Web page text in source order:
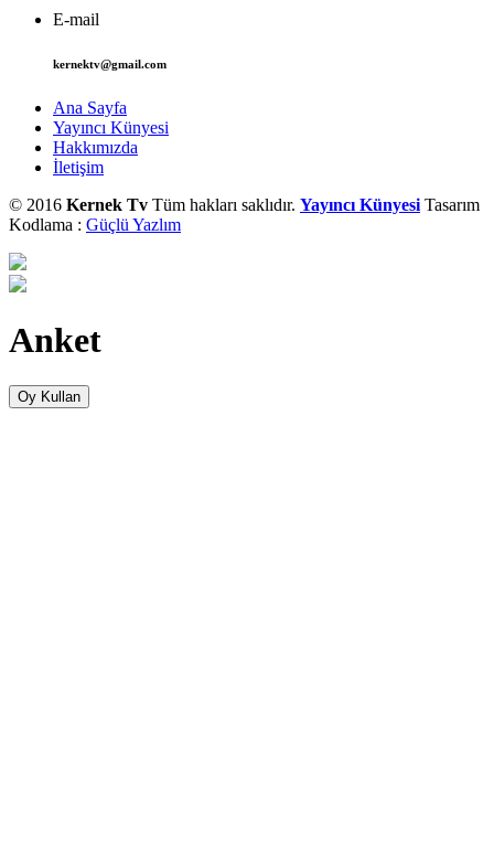
E-mail
kernektv@gmail.com
Ana Sayfa
Yayıncı Künyesi
Hakkımızda
İletişim
© 2016 Kernek Tv Tüm hakları saklıdır. Yayıncı Künyesi Tasarım
Kodlama : Güçlü Yazlım
Anket